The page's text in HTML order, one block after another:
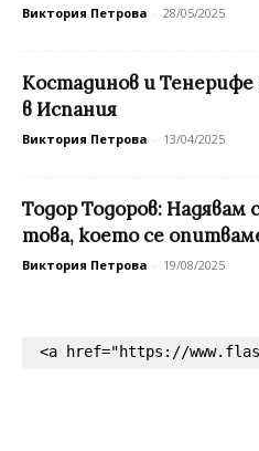
Виктория Петрова - 28/05/2025
Костадинов и Тенерифе
в Испания
Виктория Петрова - 13/04/2025
Тодор Тодоров: Надявам
това, което се
Виктория Петрова - 19/08/2025
<a href="https://